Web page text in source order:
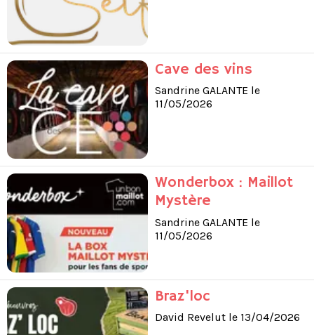
Cave des vins
Sandrine GALANTE le
11/05/2026
Wonderbox : Maillot
Mystère
Sandrine GALANTE le
11/05/2026
Braz'loc
David Revelut le 13/04/2026